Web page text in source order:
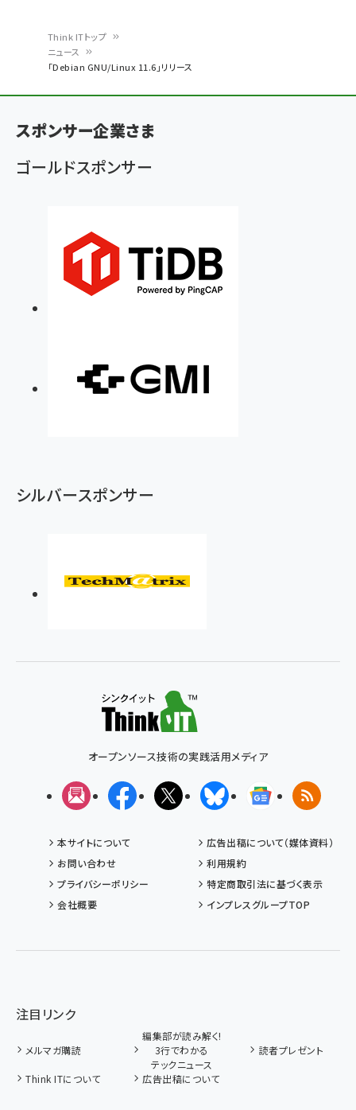
ン
く
ず
Think ITトップ
ニュース
「Debian GNU/Linux 11.6」リリース
スポンサー企業さま
ゴールドスポンサー
シルバースポンサー
オープンソース技術の実践活用メディア
メルマガFacebookX(エックス)BlueskyGoogleニュ
RSS
本サイトについて
広告出稿について（媒体資料）
お問い合わせ
利用規約
プライバシーポリシー
特定商取引法に基づく表示
会社概要
インプレスグループTOP
注目リンク
メルマガ購読
編集部が読み解く!
3行でわかる
テックニュース
読者プレゼント
Think ITについて 広告出稿について